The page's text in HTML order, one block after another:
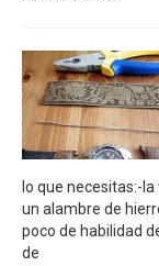
lo que necesitas:-
un alambre de
poco de habilidad
de